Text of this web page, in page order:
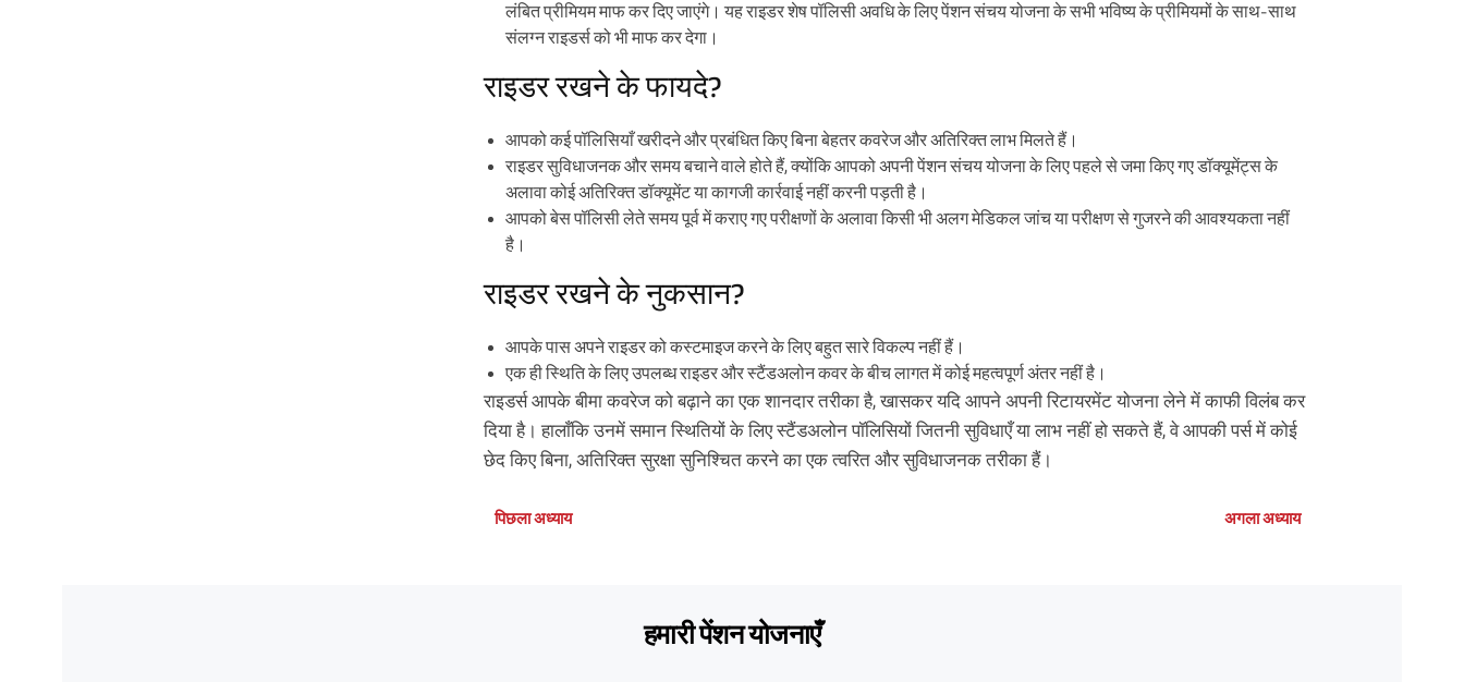
लंबित प्रीमियम माफ कर दिए जाएंगे। यह राइडर शेष पॉलिसी अवधि के लिए पेंशन संचय योजना के सभी भविष्य के प्रीमियमों के साथ-साथ
संलग्न राइडर्स को भी माफ कर देगा।
राइडर रखने के फायदे?
आपको कई पॉलिसियाँ खरीदने और प्रबंधित किए बिना बेहतर कवरेज और अतिरिक्त लाभ मिलते हैं।
राइडर सुविधाजनक और समय बचाने वाले होते हैं, क्योंकि आपको अपनी पेंशन संचय योजना के लिए पहले से जमा किए गए डॉक्यूमेंट्स के
अलावा कोई अतिरिक्त डॉक्यूमेंट या कागजी कार्रवाई नहीं करनी पड़ती है।
आपको बेस पॉलिसी लेते समय पूर्व में कराए गए परीक्षणों के अलावा किसी भी अलग मेडिकल जांच या परीक्षण से गुजरने की आवश्यकता नहीं
है।
राइडर रखने के नुकसान?
आपके पास अपने राइडर को कस्टमाइज करने के लिए बहुत सारे विकल्प नहीं हैं।
एक ही स्थिति के लिए उपलब्ध राइडर और स्टैंडअलोन कवर के बीच लागत में कोई महत्वपूर्ण अंतर नहीं है।
राइडर्स आपके बीमा कवरेज को बढ़ाने का एक शानदार तरीका है, खासकर यदि आपने अपनी रिटायरमेंट योजना लेने में काफी विलंब कर
दिया है। हालाँकि उनमें समान स्थितियों के लिए स्टैंडअलोन पॉलिसियों जितनी सुविधाएँ या लाभ नहीं हो सकते हैं, वे आपकी पर्स में कोई
छेद किए बिना, अतिरिक्त सुरक्षा सुनिश्चित करने का एक त्वरित और सुविधाजनक तरीका हैं।
पिछला अध्याय अगला अध्याय
हमारी पेंशन योजनाएँ